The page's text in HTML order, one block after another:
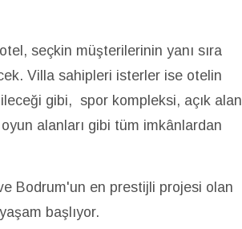
seçkin müşterilerinin yanı sıra
Villa sahipleri isterler ise otelin
gibi, spor kompleksi, açık alan
alanları gibi tüm imkânlardan
Bodrum'un en prestijli projesi olan
başlıyor.